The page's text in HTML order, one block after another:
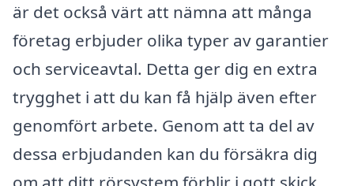
är det också värt att nämna att många
företag erbjuder olika typer av garantier
och serviceavtal. Detta ger dig en extra
trygghet i att du kan få hjälp även efter
genomfört arbete. Genom att ta del av
dessa erbjudanden kan du försäkra dig